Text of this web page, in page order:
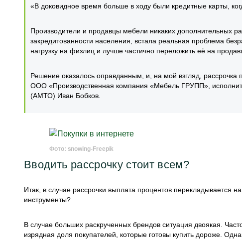
«В доковидное время больше в ходу были кредитные карты,
Производители и продавцы мебели никаких дополнительных
закредитованности населения, встала реальная проблема
нагрузку на физлиц и лучше частично переложить её на
Решение оказалось оправданным, и, на мой взгляд,
ООО «Производственная компания «Мебель ГРУПП»,
(АМТО) Иван Бобков.
Фото: snowing-Freepik
Вводить рассрочку стоит всем?
Итак, в случае рассрочки выплата процентов перекладывается
инструменты?
В случае больших раскрученных брендов ситуация двоякая.
изрядная доля покупателей, которые готовы купить дороже.